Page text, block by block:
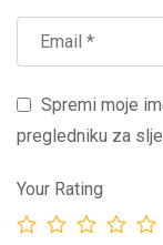
Spremi moje
pregledniku za
Your Rating